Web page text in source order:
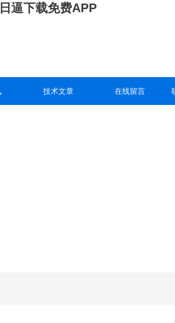
逼下载免费APP
技术文章 在线留言